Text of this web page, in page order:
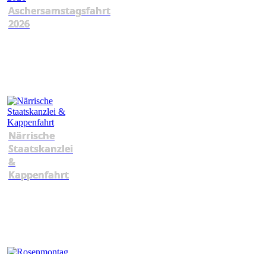
Aschersamstagsfahrt
2026
Närrische
Staatskanzlei
&
Kappenfahrt